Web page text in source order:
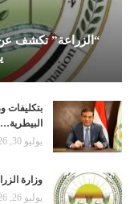
“الزراعة” تكشف
بتكليفات
البيطرية…
يوليو 30, 2026
وزارة
يوليو 26, 2026